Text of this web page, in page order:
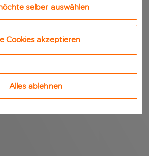
selber auswählen
Cookies akzeptieren
Alles ablehnen